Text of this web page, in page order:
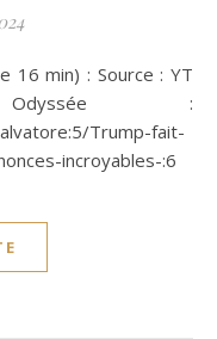
:
Trump-fait-
incroyables-:6